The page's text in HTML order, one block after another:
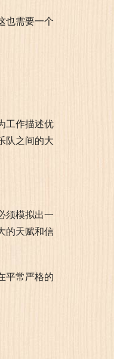
也需要一个
工作描述优
队之间的大
须模拟出一
的天赋和信
平常严格的